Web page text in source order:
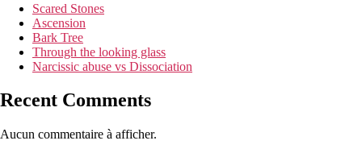
Scared Stones
Ascension
Bark Tree
Through the looking glass
Narcissic abuse vs Dissociation
Recent Comments
Aucun commentaire à afficher.